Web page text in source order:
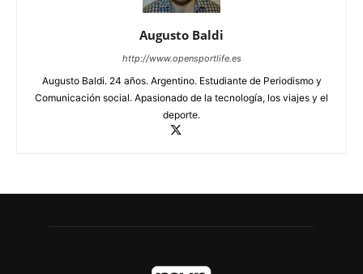
Augusto Baldi
http://www.opensportlife.es
Augusto Baldi. 24 años. Argentino. Estudiante de Periodismo y
Comunicación social. Apasionado de la tecnología, los viajes y el
deporte.